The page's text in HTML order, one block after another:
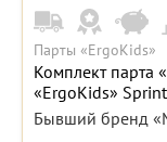
Парты «ErgoKids»
Комплект парта
«ErgoKids»
Бывший бренд